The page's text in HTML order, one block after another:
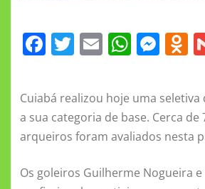
F
c
e
b
o
T
it
te
r
E
ai
l
W
at
s
A
p
M
ss
e
n
er
O
n
o
Cuiabá realizou hoje uma
a sua categoria de base. Cerca de
arqueiros foram avaliados nesta
Os goleiros Guilherme Nogueira